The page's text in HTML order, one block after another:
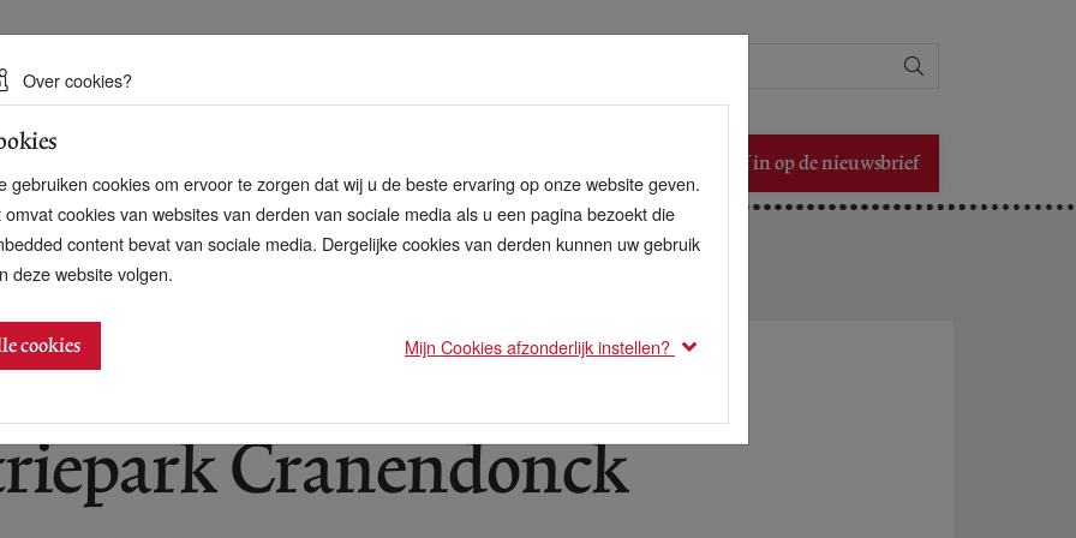
duurzame toekomst
Schrijf in op de nieuwsbrief
brengt heikikker terug
Cranendonck
Over cookies?
gebruiken cookies om ervoor te zorgen dat wij u de beste ervaring op onze website geven.
omvat cookies van websites van derden van sociale media als u een pagina bezoekt die
content bevat van sociale media. Dergelijke cookies van derden kunnen uw gebruik
deze website volgen.
cookies Mijn Cookies afzonderlijk instellen?